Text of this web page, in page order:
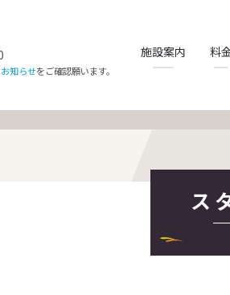
お知らせをご確認願います。
施設案内 料
ス